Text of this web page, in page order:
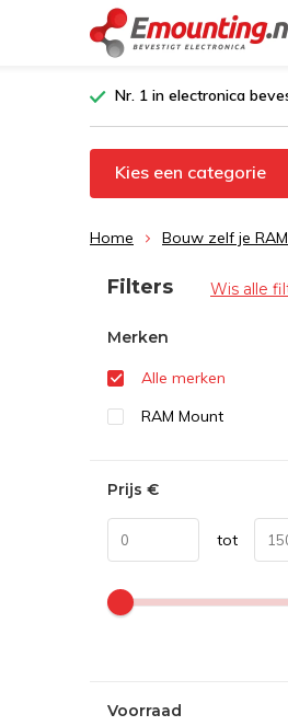
Nr. 1 in electronica
Kies een categorie
Home Bouw zelf je
Sorteren op:
Filters Wis alle
Merken
Alle merken
RAM Mount
Prijs €
tot
Voorraad